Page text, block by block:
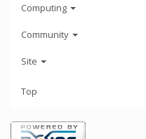
Computing
Community
Site
Top